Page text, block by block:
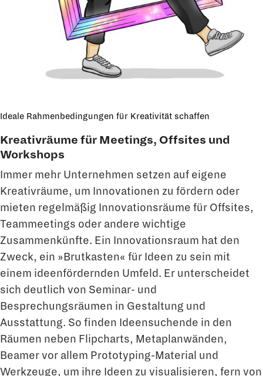
Ideale Rahmenbedingungen für Kreativität schaffen
Kreativräume für Meetings, Offsites und
Workshops
Immer mehr Unternehmen setzen auf eigene
Kreativräume, um Innovationen zu fördern oder
mieten regelmäßig Innovationsräume für Offsites,
Teammeetings oder andere wichtige
Zusammenkünfte. Ein Innovationsraum hat den
Zweck, ein »Brutkasten« für Ideen zu sein mit
einem ideenfördernden Umfeld. Er unterscheidet
sich deutlich von Seminar- und
Besprechungsräumen in Gestaltung und
Ausstattung. So finden Ideensuchende in den
Räumen neben Flipcharts, Metaplanwänden,
Beamer vor allem Prototyping-Material und
Werkzeuge, um ihre Ideen zu visualisieren, fern von